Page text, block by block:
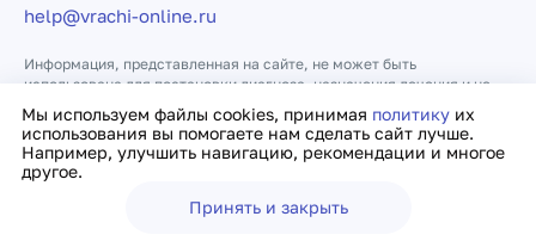
Мы используем файлы cookies, принимая политику их
использования вы помогаете нам сделать сайт лучше.
Например, улучшить навигацию, рекомендации и многое
другое.
Принять и закрыть
help@vrachi-online.ru
Информация, представленная на сайте, не может быть
использована для постановки диагноза, назначения лечения и не
заменяет прием врача.
Политика конфиденциальности Договор оферты